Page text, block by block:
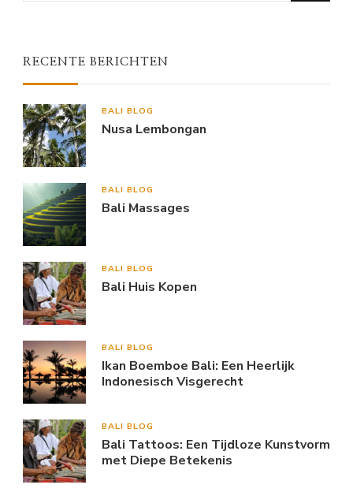
RECENTE BERICHTEN
BALI BLOG
Nusa Lembongan
BALI BLOG
Bali Massages
BALI BLOG
Bali Huis Kopen
BALI BLOG
Ikan Boemboe Bali: Een Heerlijk
Indonesisch Visgerecht
BALI BLOG
Bali Tattoos: Een Tijdloze Kunstvorm
met Diepe Betekenis